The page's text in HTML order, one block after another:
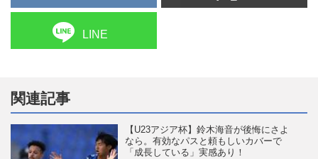
LINE
関連記事
【U23アジア杯】鈴木海音が後悔にさよ
なら。有効なパスと頼もしいカバーで
「成長している」実感あり！